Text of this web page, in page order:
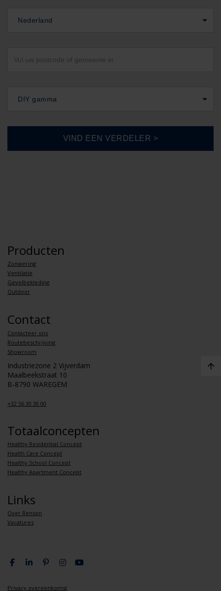
Nederland
DIY gamma
Producten
Zonwering
Ventilatie
Gevelbekleding
Outdoor
Contact
Contacteer ons
Routebeschrijving
Showroom
Industriezone 2 Vijverdam
Maalbeekstraat 10
B-8790 WAREGEM
+32 56 30 30 00
Totaalconcepten
Healthy Residential Concept
Health Care Concept
Healthy School Concept
Healthy Apartment Concept
Links
Over Renson
Vacatures
Privacy overeenkomst